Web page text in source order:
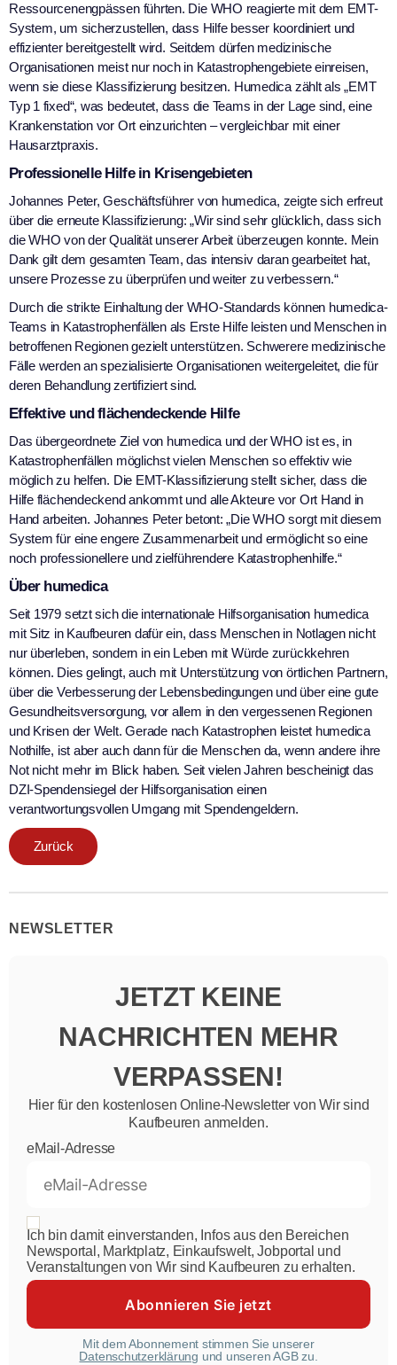
Ressourcenengpässen führten. Die WHO reagierte mit dem EMT-
System, um sicherzustellen, dass Hilfe besser koordiniert und
effizienter bereitgestellt wird. Seitdem dürfen medizinische
Organisationen meist nur noch in Katastrophengebiete einreisen,
wenn sie diese Klassifizierung besitzen. Humedica zählt als „EMT
Typ 1 fixed“, was bedeutet, dass die Teams in der Lage sind, eine
Krankenstation vor Ort einzurichten – vergleichbar mit einer
Hausarztpraxis.
Professionelle Hilfe in Krisengebieten
Johannes Peter, Geschäftsführer von humedica, zeigte sich erfreut
über die erneute Klassifizierung: „Wir sind sehr glücklich, dass sich
die WHO von der Qualität unserer Arbeit überzeugen konnte. Mein
Dank gilt dem gesamten Team, das intensiv daran gearbeitet hat,
unsere Prozesse zu überprüfen und weiter zu verbessern.“
Durch die strikte Einhaltung der WHO-Standards können humedica-
Teams in Katastrophenfällen als Erste Hilfe leisten und Menschen in
betroffenen Regionen gezielt unterstützen. Schwerere medizinische
Fälle werden an spezialisierte Organisationen weitergeleitet, die für
deren Behandlung zertifiziert sind.
Effektive und flächendeckende Hilfe
Das übergeordnete Ziel von humedica und der WHO ist es, in
Katastrophenfällen möglichst vielen Menschen so effektiv wie
möglich zu helfen. Die EMT-Klassifizierung stellt sicher, dass die
Hilfe flächendeckend ankommt und alle Akteure vor Ort Hand in
Hand arbeiten. Johannes Peter betont: „Die WHO sorgt mit diesem
System für eine engere Zusammenarbeit und ermöglicht so eine
noch professionellere und zielführendere Katastrophenhilfe.“
Über humedica
Seit 1979 setzt sich die internationale Hilfsorganisation humedica
mit Sitz in Kaufbeuren dafür ein, dass Menschen in Notlagen nicht
nur überleben, sondern in ein Leben mit Würde zurückkehren
können. Dies gelingt, auch mit Unterstützung von örtlichen Partnern,
über die Verbesserung der Lebensbedingungen und über eine gute
Gesundheitsversorgung, vor allem in den vergessenen Regionen
und Krisen der Welt. Gerade nach Katastrophen leistet humedica
Nothilfe, ist aber auch dann für die Menschen da, wenn andere ihre
Not nicht mehr im Blick haben. Seit vielen Jahren bescheinigt das
DZI-Spendensiegel der Hilfsorganisation einen
verantwortungsvollen Umgang mit Spendengeldern.
Zurück
NEWSLETTER
JETZT KEINE
NACHRICHTEN MEHR
VERPASSEN!
Hier für den kostenlosen Online-Newsletter von Wir sind
Kaufbeuren anmelden.
eMail-Adresse
Ich bin damit einverstanden, Infos aus den Bereichen
Newsportal, Marktplatz, Einkaufswelt, Jobportal und
Veranstaltungen von Wir sind Kaufbeuren zu erhalten.
Mit dem Abonnement stimmen Sie unserer
Datenschutzerklärung und unseren AGB zu.